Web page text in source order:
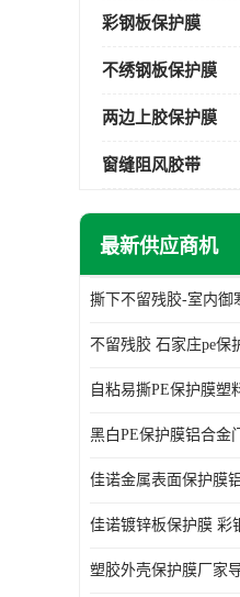
彩钢板保护膜
不绣钢板保护膜
两边上胶保护膜
窗缝阻风胶带
最新供应商机
撕下不留残胶-室内御